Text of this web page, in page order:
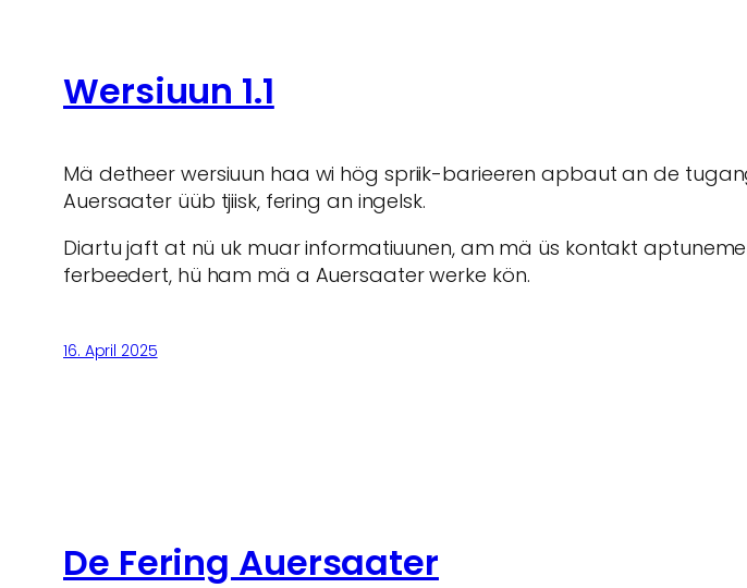
Wersiuun 1.1
Mä detheer wersiuun haa wi hög spriik-barieeren apbaut an de
Auersaater üüb tjiisk, fering an ingelsk.
Diartu jaft at nü uk muar informatiuunen, am mä üs kontakt
ferbeedert, hü ham mä a Auersaater werke kön.
16. April 2025
De Fering Auersaater